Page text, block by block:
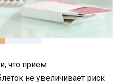
что прием
не увеличивает риск